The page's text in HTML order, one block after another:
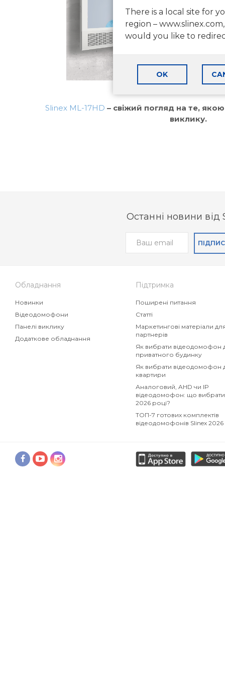
Slinex ML-17HD – свіжий погляд на те,
виклику.
There is a local site for
region – www.slinex.com,
would you like to
OK
Останні новини від
Обладнання
Новинки
Відеодомофони
Панелі виклику
Додаткове обладнання
Підтримка
Поширені питання
Статті
Маркетингові матеріали
партнерів
Як вибрати відеодомофон
приватного будинку
Як вибрати відеодомофон
квартири
Аналоговий, AHD чи IP
відеодомофон: що
2026 році?
ТОП-7 готових комплектів
відеодомофонів Slinex 2026